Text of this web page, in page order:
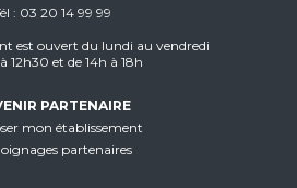
03 20 14 99 99
est ouvert du lundi au vendredi
12h30 et de 14h à 18h
PARTENAIRE
mon établissement
partenaires